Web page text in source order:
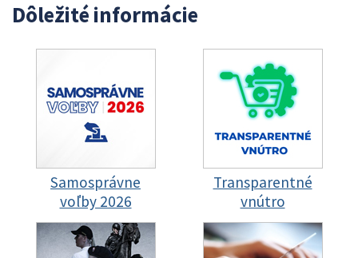
Dôležité informácie
Samosprávne
voľby 2026
Transparentné
vnútro